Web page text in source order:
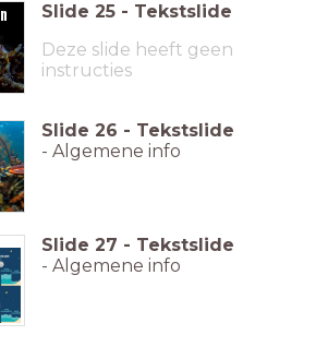
n Slide 25 - Tekstslide
Deze slide heeft geen
instructies
Slide 26 - Tekstslide
- Algemene info
Slide 27 - Tekstslide
- Algemene info